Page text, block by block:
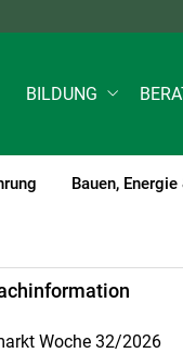
BILDUNG
Bauen,
Woche 32/2026